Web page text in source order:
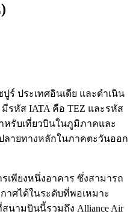
ร์ ประเทศอินเดีย และดำเนิน
รหัส IATA คือ TEZ และรหัส
หรับเที่ยวบินในภูมิภาคและ
ลายทางหลักในภาคตะวันออก
เพียงหนึ่งอาคาร ซึ่งสามารถ
าศได้ในระดับที่พอเหมาะ
นามบินนี้รวมถึง Alliance Air